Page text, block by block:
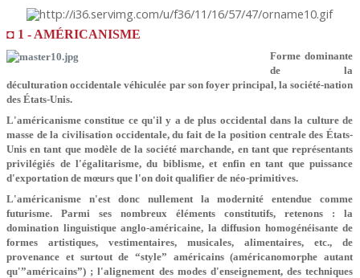
◘ 1 - AMÉRICANISME
Forme dominante
de la
déculturation occidentale véhiculée par son foyer principal, la société-nation
des États-Unis.
L'américanisme constitue ce qu'il y a de plus occidental dans la culture de
masse de la civilisation occidentale, du fait de la position centrale des États-
Unis en tant que modèle de la société marchande, en tant que représentants
privilégiés de l'égalitarisme, du biblisme, et enfin en tant que puissance
d'exportation de mœurs que l'on doit qualifier de néo-primitives.
L'américanisme n'est donc nullement la modernité entendue comme
futurisme. Parmi ses nombreux éléments constitutifs, retenons : la
domination linguistique anglo-américaine, la diffusion homogénéisante de
formes artistiques, vestimentaires, musicales, alimentaires, etc., de
provenance et surtout de “style” américains (américanomorphe autant
qu'”américains”) ; l'alignement des modes d'enseignement, des techniques